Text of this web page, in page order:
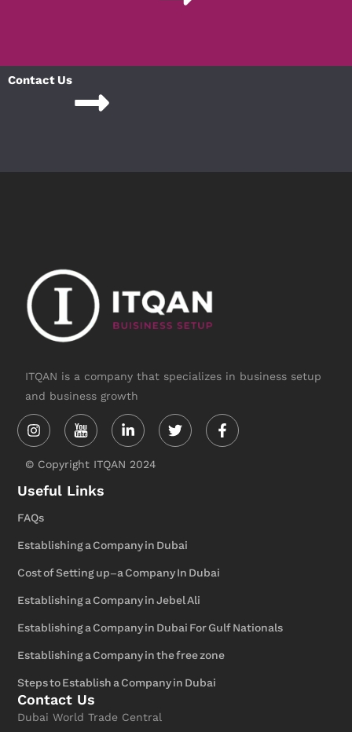
Contact Us
ITQAN is a company that specializes in business setup
and business growth
Instagram Linkedin-
in
TwitterFacebook-
f
© Copyright ITQAN 2024
Useful Links
FAQs
Establishing a Company in Dubai
Cost of Setting up-a Company In Dubai
Establishing a Company in Jebel Ali
Establishing a Company in Dubai For Gulf Nationals
Establishing a Company in the free zone
Steps to Establish a Company in Dubai
Contact Us
Dubai World Trade Central